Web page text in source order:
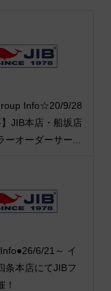
Info☆20/9/28
JIB本店・船坂店
ーオーダーサー...
6/21～ イ
条本店にてJIBフ
！